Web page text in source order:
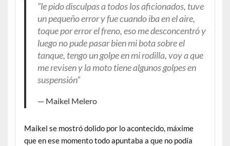
“le pido disculpas a todos los aficionados, tuve
un pequeño error y fue cuando iba en el aire,
toque por error el freno, eso me desconcentró y
luego no pude pasar bien mi bota sobre el
tanque, tengo un golpe en mi rodilla, voy a que
me revisen y la moto tiene algunos golpes en
suspensión”
Maikel Melero
Maikel se mostró dolido por lo acontecido, máxime
que en ese momento todo apuntaba a que no podía